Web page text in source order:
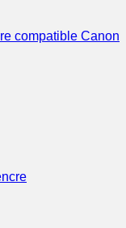
compatible Canon